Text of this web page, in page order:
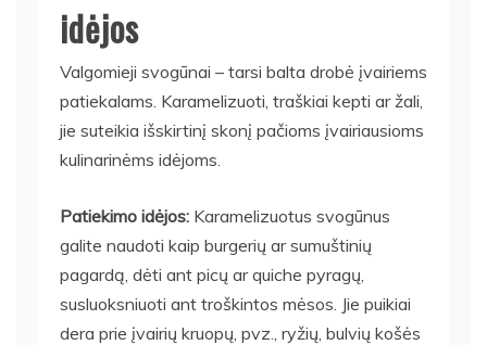
idėjos
Valgomieji svogūnai – tarsi balta drobė įvairiems
patiekalams. Karamelizuoti, traškiai kepti ar žali,
jie suteikia išskirtinį skonį pačioms įvairiausioms
kulinarinėms idėjoms.
Patiekimo idėjos: Karamelizuotus svogūnus
galite naudoti kaip burgerių ar sumuštinių
pagardą, dėti ant picų ar quiche pyragų,
susluoksniuoti ant troškintos mėsos. Jie puikiai
dera prie įvairių kruopų, pvz., ryžių, bulvių košės